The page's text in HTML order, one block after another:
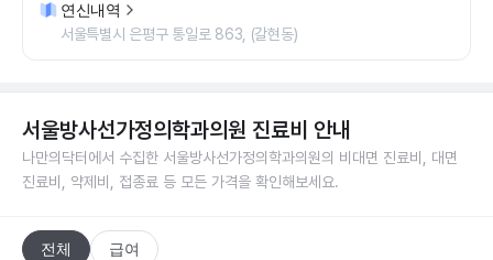
연신내역
서울특별시 은평구 통일로 863, (갈현동)
서울방사선가정의학과의원 진료비 안내
나만의닥터에서 수집한 서울방사선가정의학과의원의 비대면 진료비, 대면
진료비, 약제비, 접종료 등 모든 가격을 확인해보세요.
전체 급여